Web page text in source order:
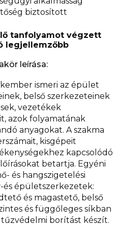
biztosított
tanfolyamot végzett
legjellemzőbb
leírása:
ismeri az épület
belső szerkezeteinek
vezetékek
azok folyamatának
anyagokat. A szakma
kisgépeit
kapcsolódó
betartja. Egyéni
és hangszigetelési
épületszerkezetek:
és magastető, belső
és függőleges síkban
borítást készít.